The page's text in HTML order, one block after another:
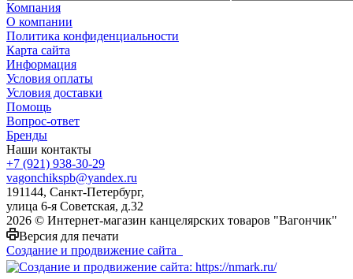
Компания
О компании
Политика конфиденциальности
Карта сайта
Информация
Условия оплаты
Условия доставки
Помощь
Вопрос-ответ
Бренды
Наши контакты
+7 (921) 938-30-29
vagonchikspb@yandex.ru
191144, Санкт-Петербург,
улица 6-я Советская, д.32
2026 © Интернет-магазин канцелярских товаров "Вагончик"
Версия для печати
Создание и продвижение сайта